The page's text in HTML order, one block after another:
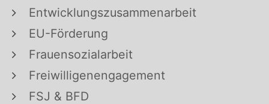
Entwicklungszusammenarbeit
EU-Förderung
Frauensozialarbeit
Freiwilligenengagement
FSJ & BFD